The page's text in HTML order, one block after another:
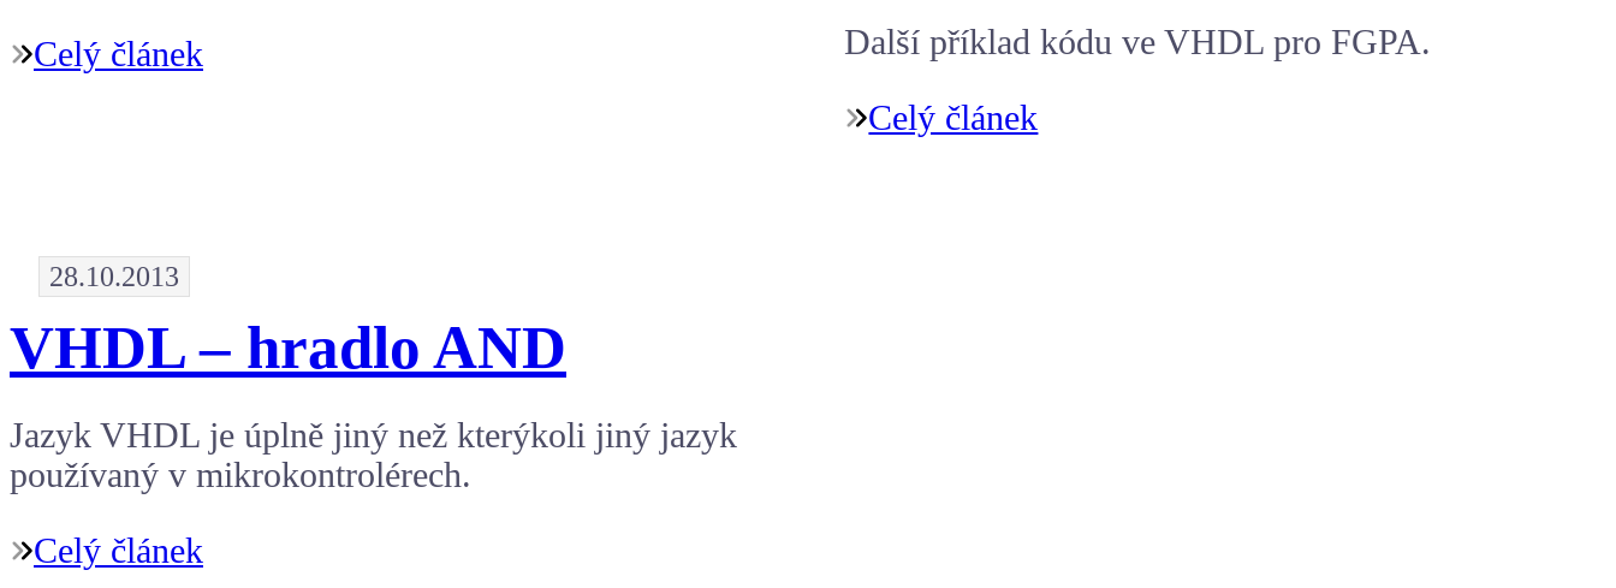
Celý článek
Další příklad kódu ve VHDL pro FGPA.
Celý článek
28.10.2013
VHDL – hradlo AND
Jazyk VHDL je úplně jiný než kterýkoli jiný jazyk
používaný v mikrokontrolérech.
Celý článek